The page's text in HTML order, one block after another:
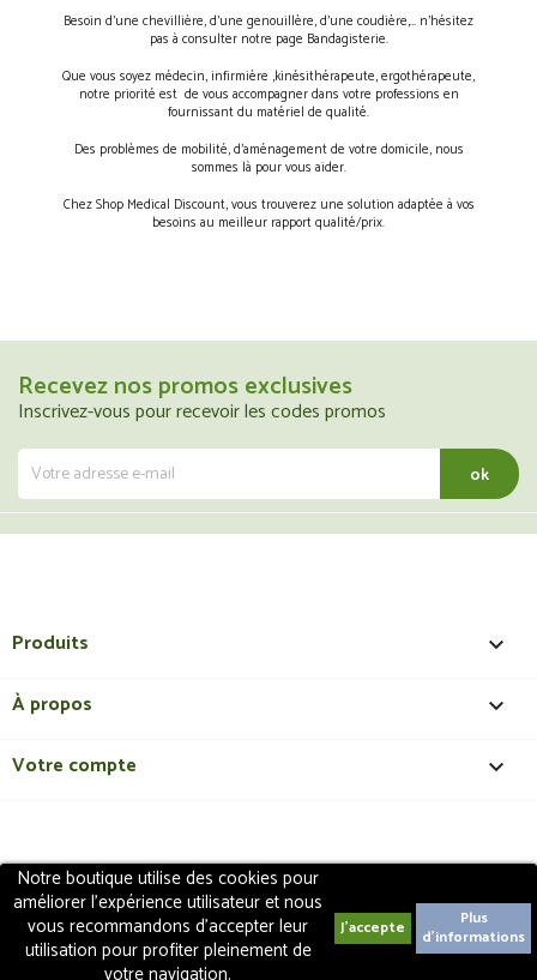
Notre boutique utilise des cookies pour
améliorer l'expérience utilisateur et nous
vous recommandons d'accepter leur
utilisation pour profiter pleinement de
Plus
d'informations
Besoin d’une chevillière, d’une genouillère, d’une coudière,… n’hésitez
pas à consulter notre page Bandagisterie.
Que vous soyez médecin, infirmière ,kinésithérapeute, ergothérapeute,
notre priorité est de vous accompagner dans votre professions en
fournissant du matériel de qualité.
Des problèmes de mobilité, d’aménagement de votre domicile, nous
sommes là pour vous aider.
Chez Shop Medical Discount, vous trouverez une solution adaptée à vos
besoins au meilleur rapport qualité/prix.
Recevez nos promos exclusives
Inscrivez-vous pour recevoir les codes promos
Produits 
À propos 
Votre compte 
Copyright 2018 - ShopMedicalDiscount
réservés | Création de site internet EasyConceptTM